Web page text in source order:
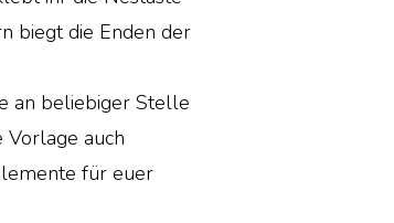
biegt die Enden der
an beliebiger Stelle
Vorlage auch
für euer